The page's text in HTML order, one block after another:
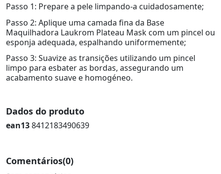
Passo 1: Prepare a pele limpando-a cuidadosamente;
Passo 2: Aplique uma camada fina da Base
Maquilhadora Laukrom Plateau Mask com um pincel ou
esponja adequada, espalhando uniformemente;
Passo 3: Suavize as transições utilizando um pincel
limpo para esbater as bordas, assegurando um
acabamento suave e homogéneo.
Dados do produto
ean138412183490639
Comentários(0)